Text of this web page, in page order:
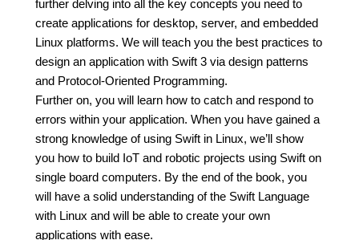
further delving into all the key concepts you need to
create applications for desktop, server, and embedded
Linux platforms. We will teach you the best practices to
design an application with Swift 3 via design patterns
and Protocol-Oriented Programming.
Further on, you will learn how to catch and respond to
errors within your application. When you have gained a
strong knowledge of using Swift in Linux, we’ll show
you how to build IoT and robotic projects using Swift on
single board computers. By the end of the book, you
will have a solid understanding of the Swift Language
with Linux and will be able to create your own
applications with ease.